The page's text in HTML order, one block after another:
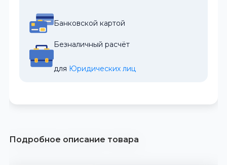
Банковской картой
Безналичный расчёт
для Юридических лиц
Подробное описание товара